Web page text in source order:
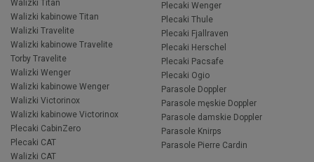
Walizki Titan
Walizki kabinowe Titan
Walizki Travelite
Walizki kabinowe Travelite
Torby Travelite
Walizki Wenger
Walizki kabinowe Wenger
Walizki Victorinox
Walizki kabinowe Victorinox
Plecaki CabinZero
Plecaki CAT
Walizki CAT
Plecaki Wenger
Plecaki Thule
Plecaki Fjallraven
Plecaki Herschel
Plecaki Pacsafe
Plecaki Ogio
Parasole Doppler
Parasole męskie Doppler
Parasole damskie Doppler
Parasole Knirps
Parasole Pierre Cardin